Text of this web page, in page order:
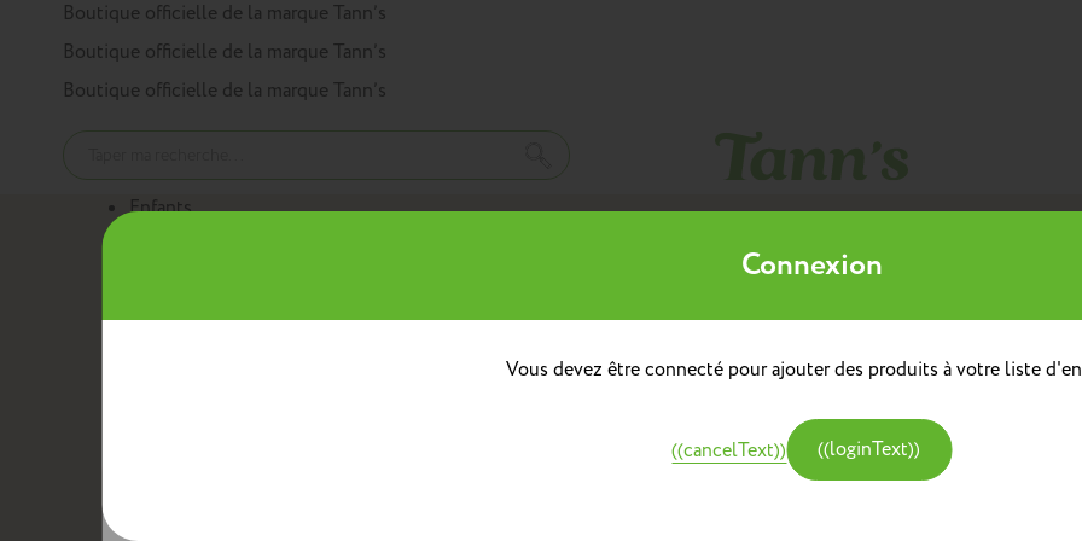
Panneau de gestion des cookies
Boutique officielle de la marque Tann’s
Boutique officielle de la marque Tann’s
Boutique officielle de la marque Tann’s
Enfants
Boîtes à goûterSacs bananesSacs repas avec bandoulièreSacs à dos repas
Collège
Mes listes d'envies
((title))
((label))
Connexion
Vous devez être connecté pour ajouter des produits à votre liste
((cancelText)) ((loginText))